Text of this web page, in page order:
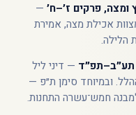
פרקים ז׳–ח׳ —
אכילת מצה, אמירת
הלילה.
תע״ב–תפ״ד — דיני ליל
ובמיוחד סימן ת״פ —
חמש־עשרה התחנות.